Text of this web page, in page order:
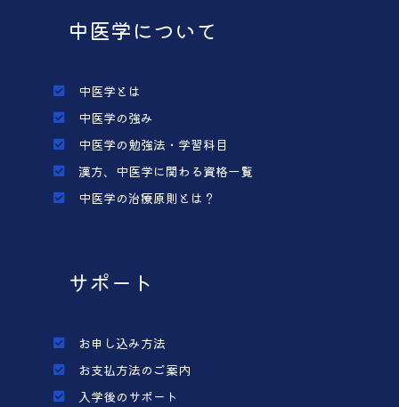
中医学について
中医学とは
中医学の強み
中医学の勉強法・学習科目
漢方、中医学に関わる資格一覧
中医学の治療原則とは？
サポート
お申し込み方法
お支払方法のご案内
入学後のサポート